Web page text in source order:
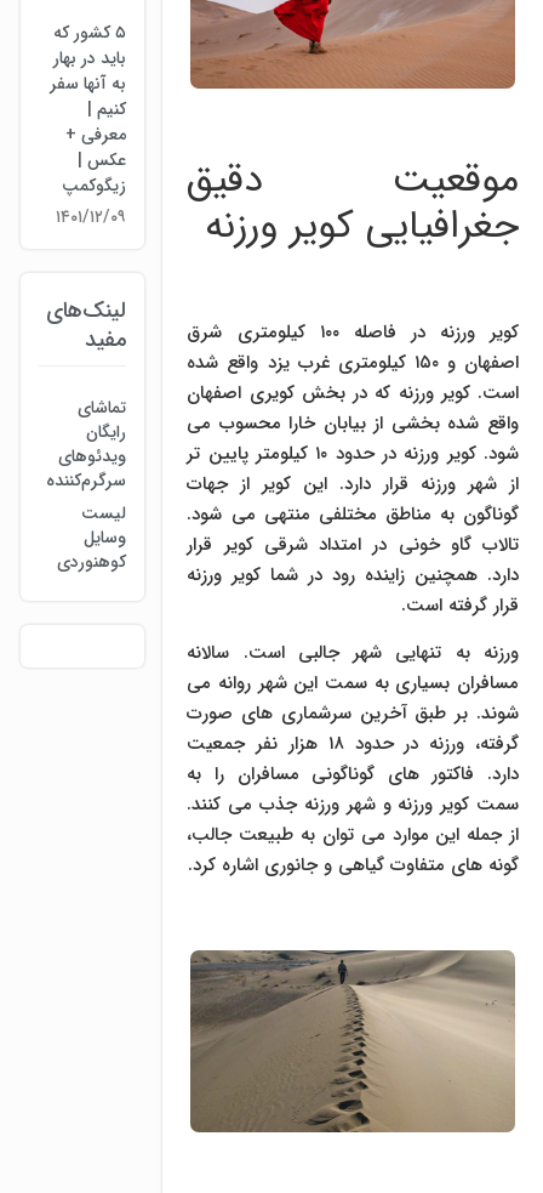
موقعیت دقیق
جغرافیایی کویر ورزنه
کویر ورزنه در فاصله ۱۰۰ کیلومتری شرق
اصفهان و ۱۵۰ کیلومتری غرب یزد واقع شده
است. کویر ورزنه که در بخش کویری اصفهان
واقع شده بخشی از بیابان خارا محسوب می
شود. کویر ورزنه در حدود ۱۰ کیلومتر پایین تر
از شهر ورزنه قرار دارد. این کویر از جهات
گوناگون به مناطق مختلفی منتهی می شود.
تالاب گاو خونی در امتداد شرقی کویر قرار
دارد. همچنین زاینده رود در شما کویر ورزنه
قرار گرفته است.
ورزنه به تنهایی شهر جالبی است. سالانه
مسافران بسیاری به سمت این شهر روانه می
شوند. بر طبق آخرین سرشماری های صورت
گرفته، ورزنه در حدود ۱۸ هزار نفر جمعیت
دارد. فاکتور های گوناگونی مسافران را به
سمت کویر ورزنه و شهر ورزنه جذب می کنند.
از جمله این موارد می توان به طبیعت جالب،
گونه های متفاوت گیاهی و جانوری اشاره کرد.
۵ کشور که
باید در بهار
به آنها سفر
کنیم |
معرفی +
عکس |
زیگوکمپ
۱۴۰۱/۱۲/۰۹
لینک‌های
مفید
تماشای
رایگان
ویدئوهای
سرگرم‌کننده
لیست
وسایل
کوهنوردی